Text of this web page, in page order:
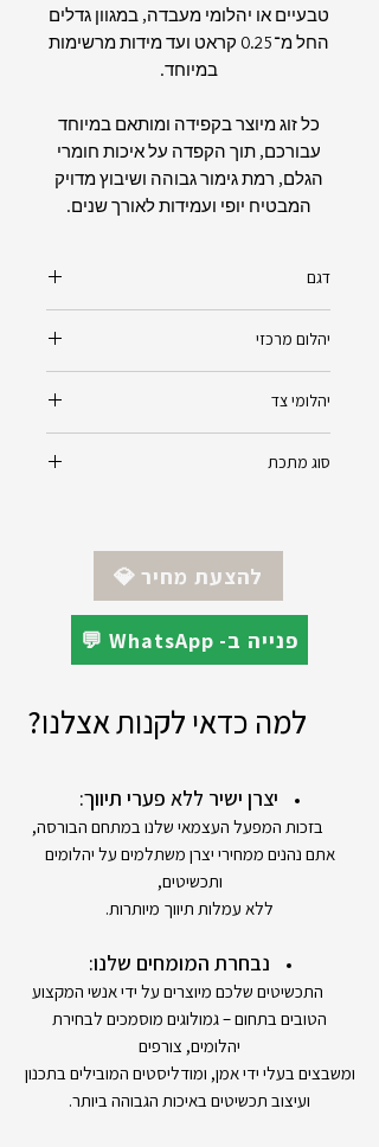
טבעיים או יהלומי מעבדה, במגוון גדלים
החל מ־0.25 קראט ועד מידות מרשימות
במיוחד.
כל זוג מיוצר בקפידה ומותאם במיוחד
עבורכם, תוך הקפדה על איכות חומרי
הגלם, רמת גימור גבוהה ושיבוץ מדויק
המבטיח יופי ועמידות לאורך שנים.
דגם
יהלום מרכזי
צורת אובל - Oval
דרגת ניקיון - לבחירה
דרגת צבע - לבחירה
יהלומי צד
רמת ניקיון Vvs
סוג מתכת
*ניתן להזמין את התכשיט בזהב 18K
💎 להצעת מחיר
💬 WhatsApp -פנייה ב
למה כדאי לקנות אצלנו?
יצרן ישיר ללא פערי תיווך:
בזכות המפעל העצמאי שלנו במתחם הבורסה,
אתם נהנים ממחירי יצרן משתלמים על יהלומים
ותכשיטים,
ללא עמלות תיווך מיותרות.
נבחרת המומחים שלנו:
התכשיטים שלכם מיוצרים על ידי אנשי המקצוע
הטובים בתחום – גמולוגים מוסמכים לבחירת
יהלומים, צורפים
ומשבצים בעלי ידי אמן, ומודליסטים המובילים בתכנון
ועיצוב תכשיטים באיכות הגבוהה ביותר.